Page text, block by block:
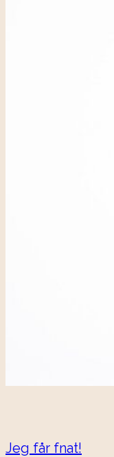
Jeg får fnat!